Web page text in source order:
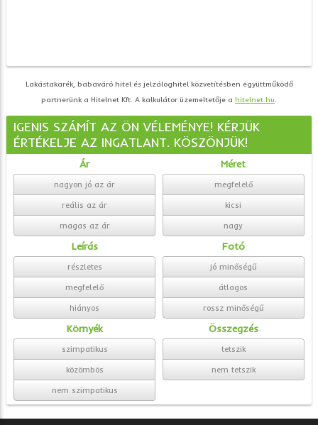
Lakástakarék, babaváró hitel és jelzáloghitel közvetítésben együttműködő
partnerünk a Hitelnet Kft. A kalkulátor üzemeltetője a hitelnet.hu.
IGENIS SZÁMÍT AZ ÖN VÉLEMÉNYE! KÉRJÜK
ÉRTÉKELJE AZ INGATLANT. KÖSZÖNJÜK!
Ár
nagyon jó az ár
reális az ár
magas az ár
Méret
megfelelő
kicsi
nagy
Leírás
részletes
megfelelő
hiányos
Fotó
jó minőségű
átlagos
rossz minőségű
Környék
szimpatikus
közömbös
nem szimpatikus
Összegzés
tetszik
nem tetszik